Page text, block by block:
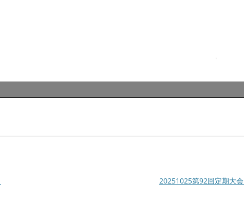
20251025第92回定期大会